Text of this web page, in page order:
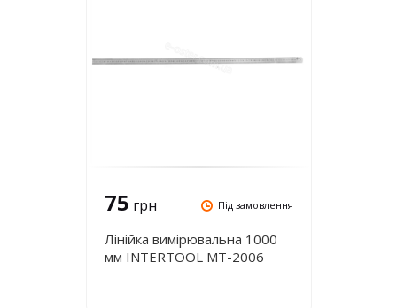
75 грн Під замовлення
Лінійка вимірювальна 1000
мм INTERTOOL MT-2006